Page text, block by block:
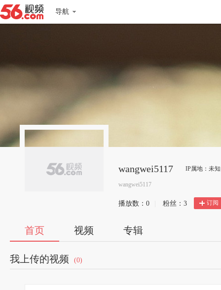
导航
wangwei5117 IP属地：未知
wangwei5117
播放数： 0 粉丝： 3 订阅
首页 视频 专辑
我上传的视频 (0)